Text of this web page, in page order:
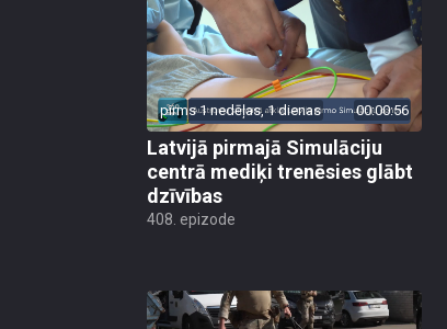
pirms 1 nedēļas, 1 dienas 00:00:56
Latvijā pirmajā Simulāciju
centrā mediķi trenēsies glābt
dzīvības
408. epizode